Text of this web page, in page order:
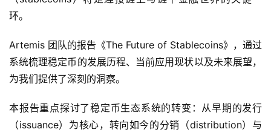
环。
Artemis 团队的报告《The Future of Stablecoins》，通过
系统梳理稳定币的发展历程、当前应用现状以及未来展望，
为我们提供了深刻的洞察。
本报告重点探讨了稳定币生态系统的转变：从早期的发行
（issuance）为核心，转向如今的分销（distribution）与